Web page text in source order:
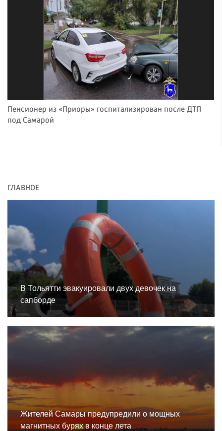
Пенсионер из «Приоры» госпитализирован после ДТП
под Самарой
ГЛАВНОЕ
В Тольятти эвакуировали двух девочек на
сапборде
Жителей Самары предупредили о мощных
магнитных бурях в конце лета